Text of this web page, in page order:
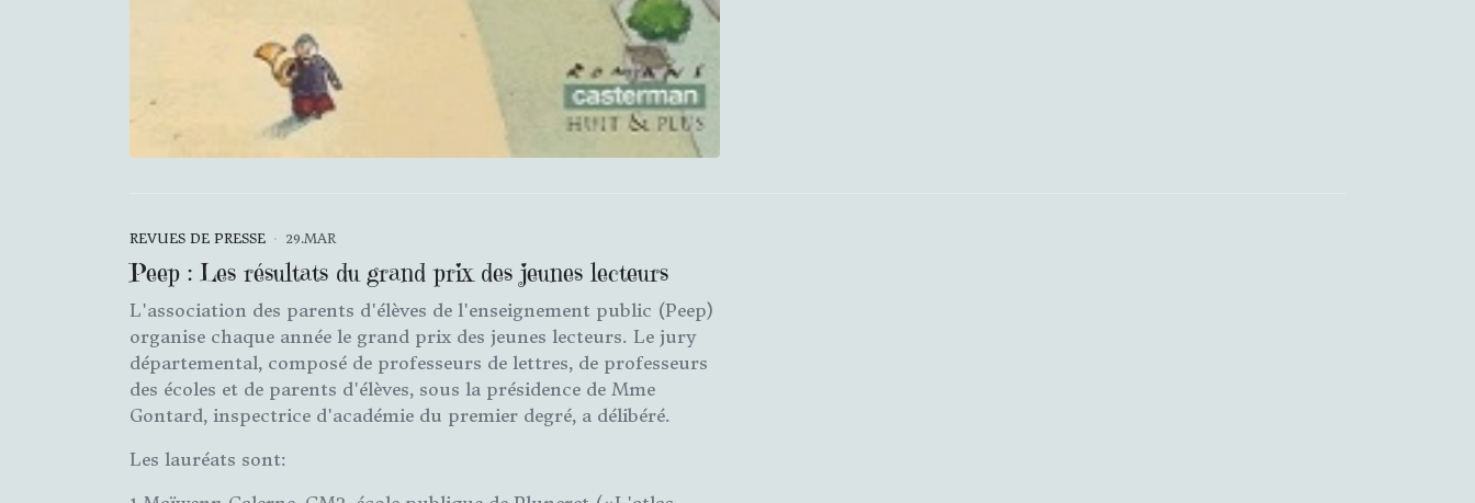
REVUES DE PRESSE 29.MAR
Peep : Les résultats du grand prix des jeunes lecteurs
L'association des parents d'élèves de l'enseignement public (Peep)
organise chaque année le grand prix des jeunes lecteurs. Le jury
départemental, composé de professeurs de lettres, de professeurs
des écoles et de parents d'élèves, sous la présidence de Mme
Gontard, inspectrice d'académie du premier degré, a délibéré.
Les lauréats sont: